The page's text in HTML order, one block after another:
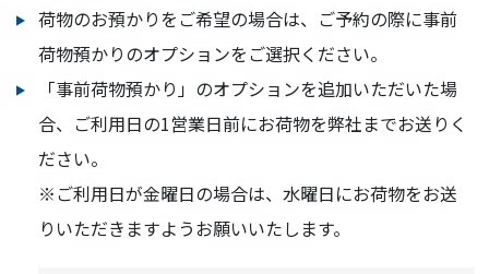
荷物のお預かりをご希望の場合は、ご予約の際に事前
荷物預かりのオプションをご選択ください。
「事前荷物預かり」のオプションを追加いただいた場
合、ご利用日の1営業日前にお荷物を弊社までお送りく
ださい。
※ご利用日が金曜日の場合は、水曜日にお荷物をお送
りいただきますようお願いいたします。